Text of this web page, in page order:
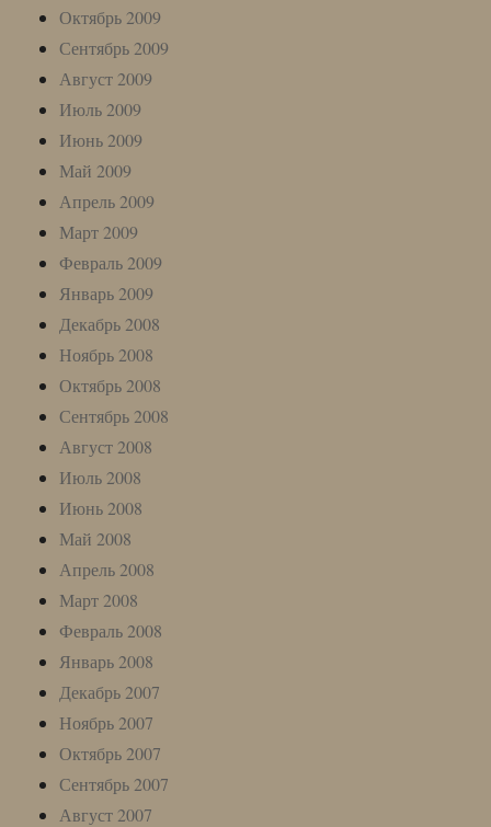
Октябрь 2009
Сентябрь 2009
Август 2009
Июль 2009
Июнь 2009
Май 2009
Апрель 2009
Март 2009
Февраль 2009
Январь 2009
Декабрь 2008
Ноябрь 2008
Октябрь 2008
Сентябрь 2008
Август 2008
Июль 2008
Июнь 2008
Май 2008
Апрель 2008
Март 2008
Февраль 2008
Январь 2008
Декабрь 2007
Ноябрь 2007
Октябрь 2007
Сентябрь 2007
Август 2007